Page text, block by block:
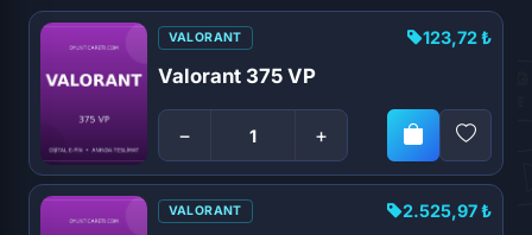
VALORANT
Valorant 375 VP
− +
123,72 ₺
VALORANT 2.525,97 ₺